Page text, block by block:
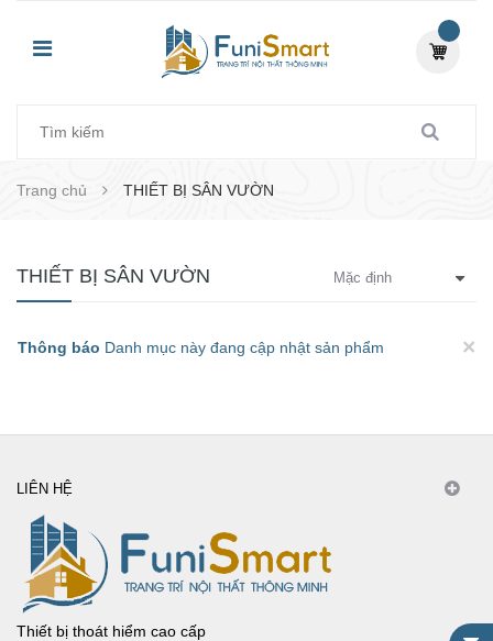
Trang chủ THIẾT BỊ SÂN VƯỜN
THIẾT BỊ SÂN VƯỜN
×
Thông báo Danh mục này đang cập nhật sản phẩm
LIÊN HỆ
Thiết bị thoát hiểm cao cấp